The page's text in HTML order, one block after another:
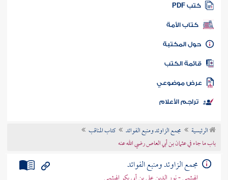
كتب PDF
كتاب الأمة
المكتبة
الكتب
موضوعي
تراجم الأعلام
الرئيسية مجمع الزاوئد ومنبع الفوائد
كتاب المناقب
باب ما جاء في عثمان بن أبي العاص رضي الله عنه
مجمع الزاوئد ومنبع الفوائد